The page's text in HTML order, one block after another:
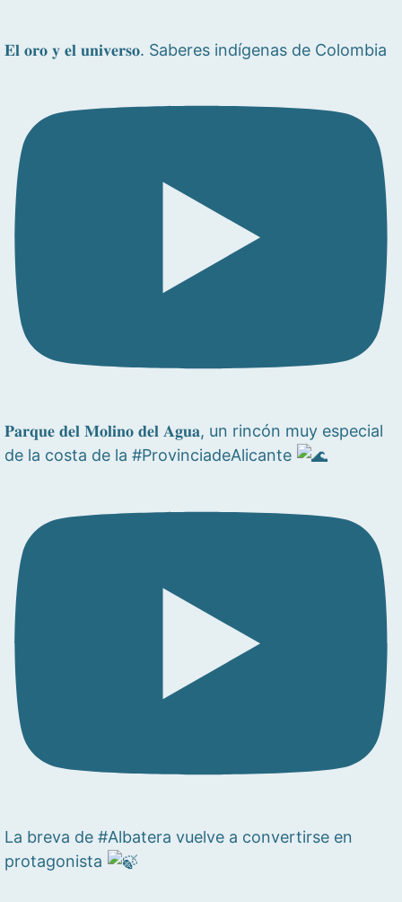
𝐄𝐥 𝐨𝐫𝐨 𝐲 𝐞𝐥 𝐮𝐧𝐢𝐯𝐞𝐫𝐬𝐨. Saberes indígenas de Colombia
𝐏𝐚𝐫𝐪𝐮𝐞 𝐝𝐞𝐥 𝐌𝐨𝐥𝐢𝐧𝐨 𝐝𝐞𝐥 𝐀𝐠𝐮𝐚, un rincón muy especial
de la costa de la #ProvinciadeAlicante
La breva de #Albatera vuelve a convertirse en
protagonista